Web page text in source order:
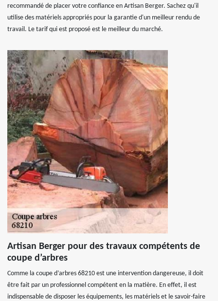
recommandé de placer votre confiance en Artisan Berger. Sachez qu'il
utilise des matériels appropriés pour la garantie d'un meilleur rendu de
travail. Le tarif qui est proposé est le meilleur du marché.
Artisan Berger pour des travaux compétents de
coupe d’arbres
Comme la coupe d’arbres 68210 est une intervention dangereuse, il doit
être fait par un professionnel compétent en la matière. En effet, il est
indispensable de disposer les équipements, les matériels et le savoir-faire